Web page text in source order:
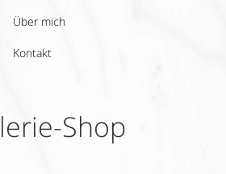
Über mich
Kontakt
Shop